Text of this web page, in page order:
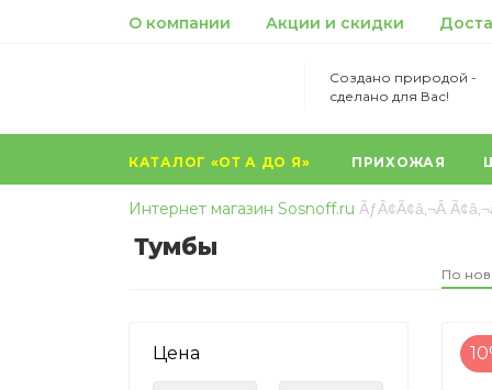
О компании Акции и скидки
Создано природой -
сделано для Вас!
КАТАЛОГ «ОТ А ДО Я» ПРИХОЖАЯ
...
Интернет магазин Sosnoff.ru
Тумбы
По
Цена